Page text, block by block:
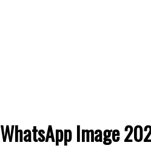
WhatsApp Image